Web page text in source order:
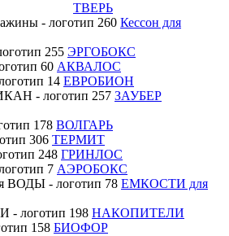
ТВЕРЬ
Кессон для
ЭРГОБОКС
АКВАЛОС
ЕВРОБИОН
ЗАУБЕР
ВОЛГАРЬ
ТЕРМИТ
ГРИНЛОС
АЭРОБОКС
ЕМКОСТИ для
НАКОПИТЕЛИ
БИОФОР